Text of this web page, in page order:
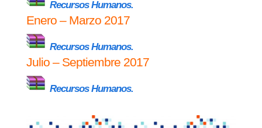
Recursos Humanos.
Enero – Marzo 2017
Recursos Humanos.
Julio – Septiembre 2017
Recursos Humanos.